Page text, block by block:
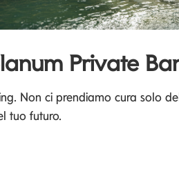
Private
Non ci prendiamo cura solo
tuo futuro.